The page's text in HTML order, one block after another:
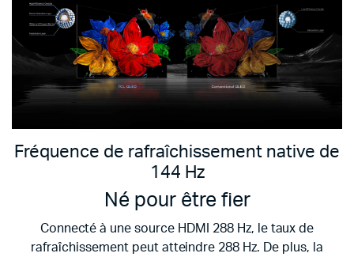
Fréquence de rafraîchissement native de
144 Hz
Né pour être fier
Connecté à une source HDMI 288 Hz, le taux de
rafraîchissement peut atteindre 288 Hz. De plus, la